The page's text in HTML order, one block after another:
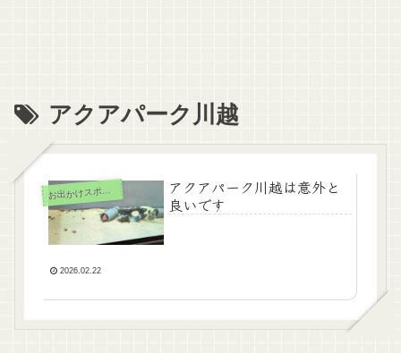
アクアパーク川越
お
出かけスポット
アクアパーク川越は意外と
良いです
2026.02.22